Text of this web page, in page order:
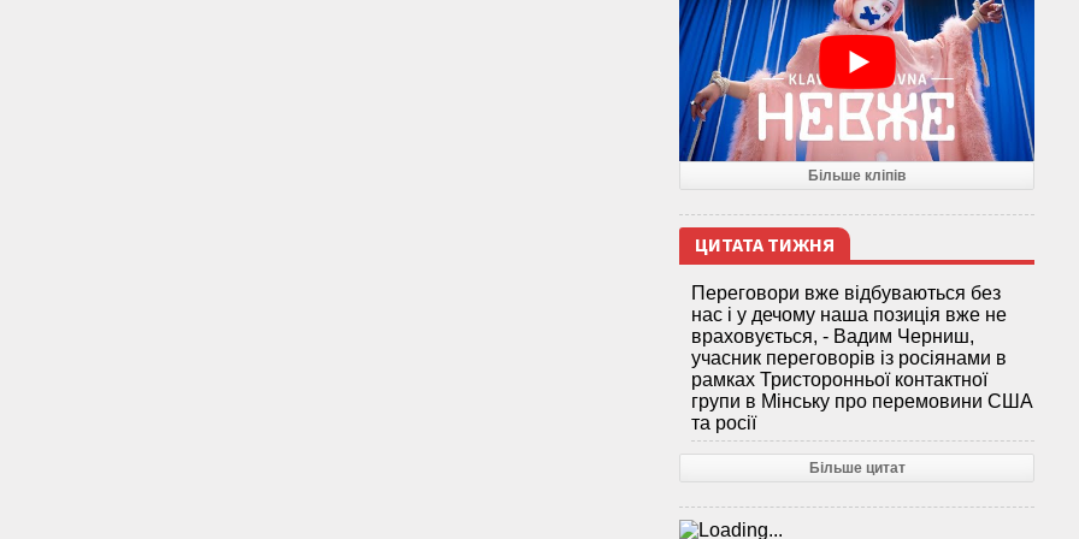
Більше кліпів
ЦИТАТА ТИЖНЯ
Переговори вже відбуваються без
нас і у дечому наша позиція вже не
враховується, - Вадим Черниш,
учасник переговорів із росіянами в
рамках Тристоронньої контактної
групи в Мінську про перемовини США
та росії
Більше цитат